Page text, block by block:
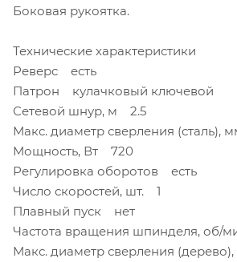
Боковая рукоятка.
Технические характеристики
Реверс есть
Патрон кулачковый ключевой
Сетевой шнур, м 2.5
Макс. диаметр сверления (сталь),
Мощность, Вт 720
Регулировка оборотов есть
Число скоростей, шт. 1
Плавный пуск нет
Частота вращения шпинделя, об/
Макс. диаметр сверления